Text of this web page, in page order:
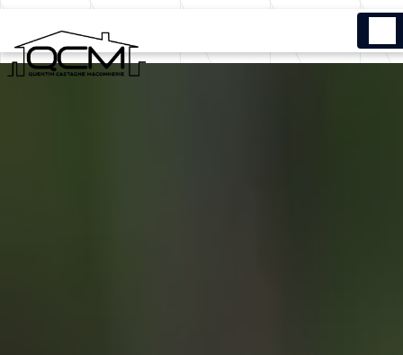
Panneau de gestion des cookies